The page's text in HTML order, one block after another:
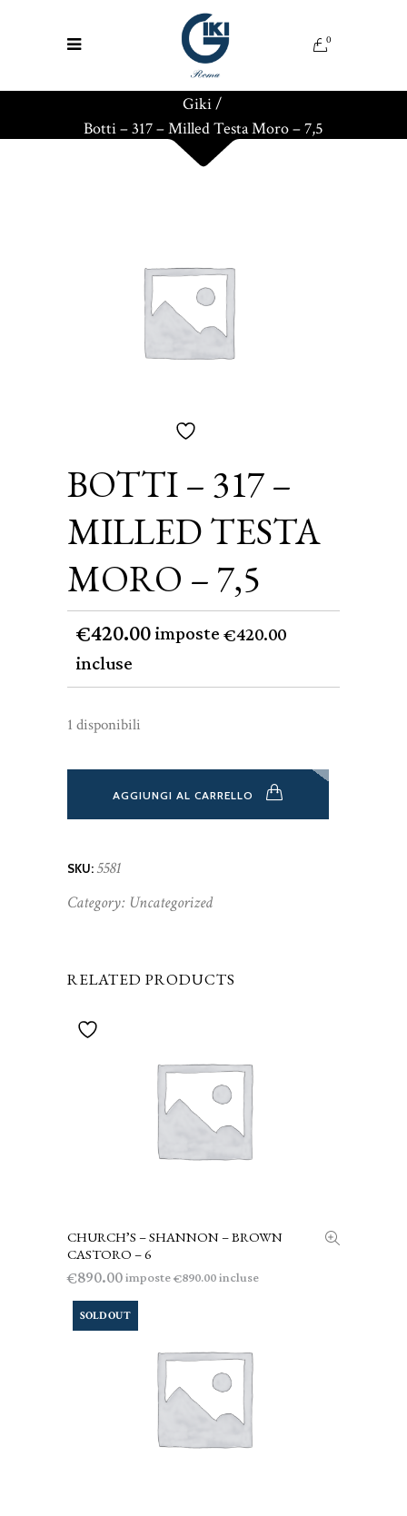
0
Giki/
Botti – 317 – Milled Testa Moro – 7,5
BOTTI – 317 –
MILLED TESTA
MORO – 7,5
€420.00imposte€420.00
incluse
1 disponibili
AGGIUNGI AL CARRELLO
SKU: 5581
Category: Uncategorized
RELATED PRODUCTS
AGGIUNGI AL CARRELLO
CHURCH’S – SHANNON – BROWN
CASTORO – 6
€890.00imposte€890.00incluse
SOLD OUT